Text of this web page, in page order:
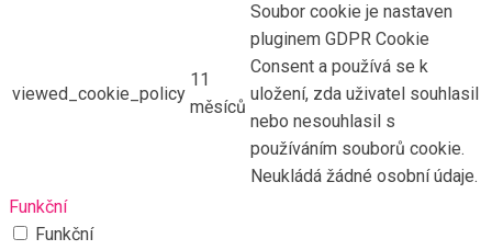
viewed_cookie_policy
11
měsíců
Soubor cookie je nastaven
pluginem GDPR Cookie
Consent a používá se k
uložení, zda uživatel souhlasil
nebo nesouhlasil s
používáním souborů cookie.
Neukládá žádné osobní údaje.
Funkční
Funkční